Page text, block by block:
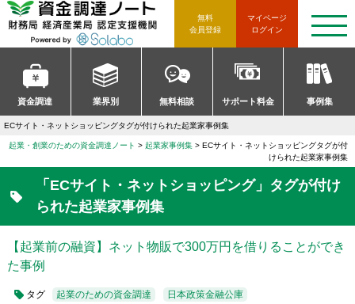
マイページ
ログイン
無料
会員登録
資金調達 業界別 無料相談 サポート料金 事例集
t
o
g
l
e
n
a
g
a
t
i
o
ECサイト・ネットショッピングタグが付けられた起業家事例集
起業・創業のための資金調達ノート 起業家事例集
ECサイト・ネットショッピングタグが付
けられた起業家事例集
「ECサイト・ネットショッピング」タグが付け
られた起業家事例集
【起業前の融資】ネット物販で300万円を借りることができ
た事例
タグ 起業のための資金調達
日本政策金融公庫